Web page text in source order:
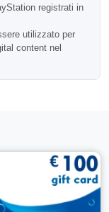
funziona solo
il codice
regionale
è una scelta
contenuti
saldo prepagato
e offerte
registrati in
utilizzato per
content nel